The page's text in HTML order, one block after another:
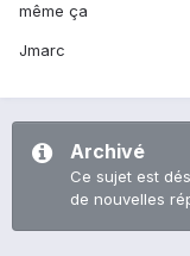
même ça
Jmarc
Archivé
Ce sujet est
de nouvelles